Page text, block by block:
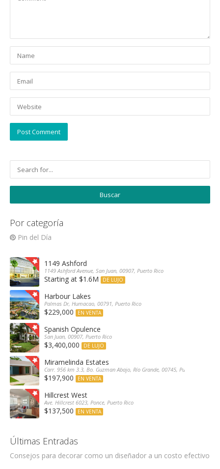
Por categoría
Pin del Día
1149 Ashford
1149 Ashford Avenue, San Juan, 00907, Puerto Rico
Starting at $1.6M DE LUJO
Harbour Lakes
Palmas Dr, Humacao, 00791, Puerto Rico
$229,000 EN VENTA
Spanish Opulence
San Juan, 00907, Puerto Rico
$3,400,000 DE LUJO
Miramelinda Estates
Carr. 956 km 3.3, Bo. Guzman Abajo, Río Grande, 00745, Puerto Rico
$197,900 EN VENTA
Hillcrest West
Ave. Hillcrest 6023, Ponce, Puerto Rico
$137,500 EN VENTA
Últimas Entradas
Consejos para decorar como un diseñador a un costo efectivo